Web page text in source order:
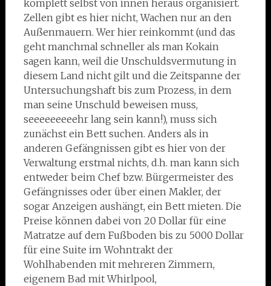
komplett selbst von innen heraus organisiert.
Zellen gibt es hier nicht, Wachen nur an den
Außenmauern. Wer hier reinkommt (und das
geht manchmal schneller als man Kokain
sagen kann, weil die Unschuldsvermutung in
diesem Land nicht gilt und die Zeitspanne der
Untersuchungshaft bis zum Prozess, in dem
man seine Unschuld beweisen muss,
seeeeeeeeehr lang sein kann!), muss sich
zunächst ein Bett suchen. Anders als in
anderen Gefängnissen gibt es hier von der
Verwaltung erstmal nichts, d.h. man kann sich
entweder beim Chef bzw. Bürgermeister des
Gefängnisses oder über einen Makler, der
sogar Anzeigen aushängt, ein Bett mieten. Die
Preise können dabei von 20 Dollar für eine
Matratze auf dem Fußboden bis zu 5000 Dollar
für eine Suite im Wohntrakt der
Wohlhabenden mit mehreren Zimmern,
eigenem Bad mit Whirlpool,